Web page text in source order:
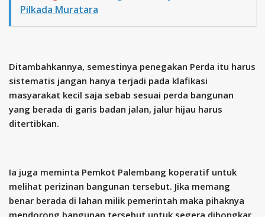
Pilkada Muratara
Ditambahkannya, semestinya penegakan Perda itu harus
sistematis jangan hanya terjadi pada klafikasi
masyarakat kecil saja sebab sesuai perda bangunan
yang berada di garis badan jalan, jalur hijau harus
ditertibkan.
Ia juga meminta Pemkot Palembang koperatif untuk
melihat perizinan bangunan tersebut. Jika memang
benar berada di lahan milik pemerintah maka pihaknya